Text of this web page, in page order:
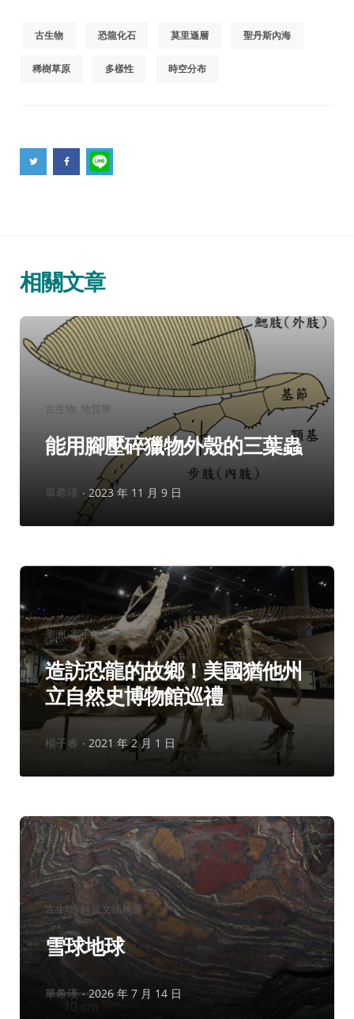
古生物 恐龍化石 莫里遜層 聖丹斯內海
稀樹草原 多樣性 時空分布
相關文章
分
古生物 地質學
能用腳壓碎獵物外殼的三葉蟲
作
單希瑛 2023 年 11 月 9 日
分
類：
美洲 寰宇知旅
造訪恐龍的故鄉！美國猶他州
立自然史博物館巡禮
作
楊子睿 2021 年 2 月 1 日
分
類：
古生物 科普文摘精選
雪球地球
作
單希瑛 2026 年 7 月 14 日